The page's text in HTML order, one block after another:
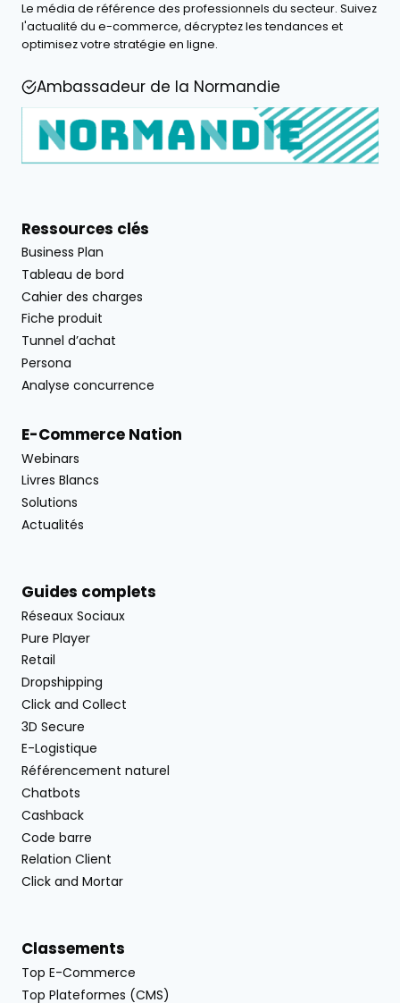
Le média de référence des professionnels du secteur. Suivez
l'actualité du e-commerce, décryptez les tendances et
optimisez votre stratégie en ligne.
Ambassadeur de la Normandie
Ressources clés
Business Plan
Tableau de bord
Cahier des charges
Fiche produit
Tunnel d’achat
Persona
Analyse concurrence
E-Commerce Nation
Webinars
Livres Blancs
Solutions
Actualités
Guides complets
Réseaux Sociaux
Pure Player
Retail
Dropshipping
Click and Collect
3D Secure
E-Logistique
Référencement naturel
Chatbots
Cashback
Code barre
Relation Client
Click and Mortar
Classements
Top E-Commerce
Top Plateformes (CMS)